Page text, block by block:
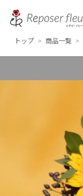
トップ > 商品一覧 >